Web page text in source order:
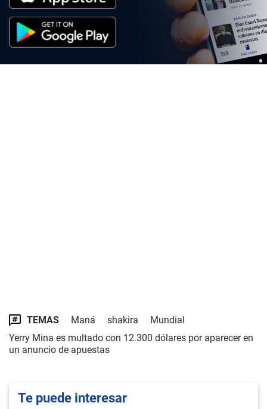
TEMAS Maná shakira
Mundial
Yerry Mina es multado con 12.300 dólares por aparecer en
un anuncio de apuestas
Te puede interesar